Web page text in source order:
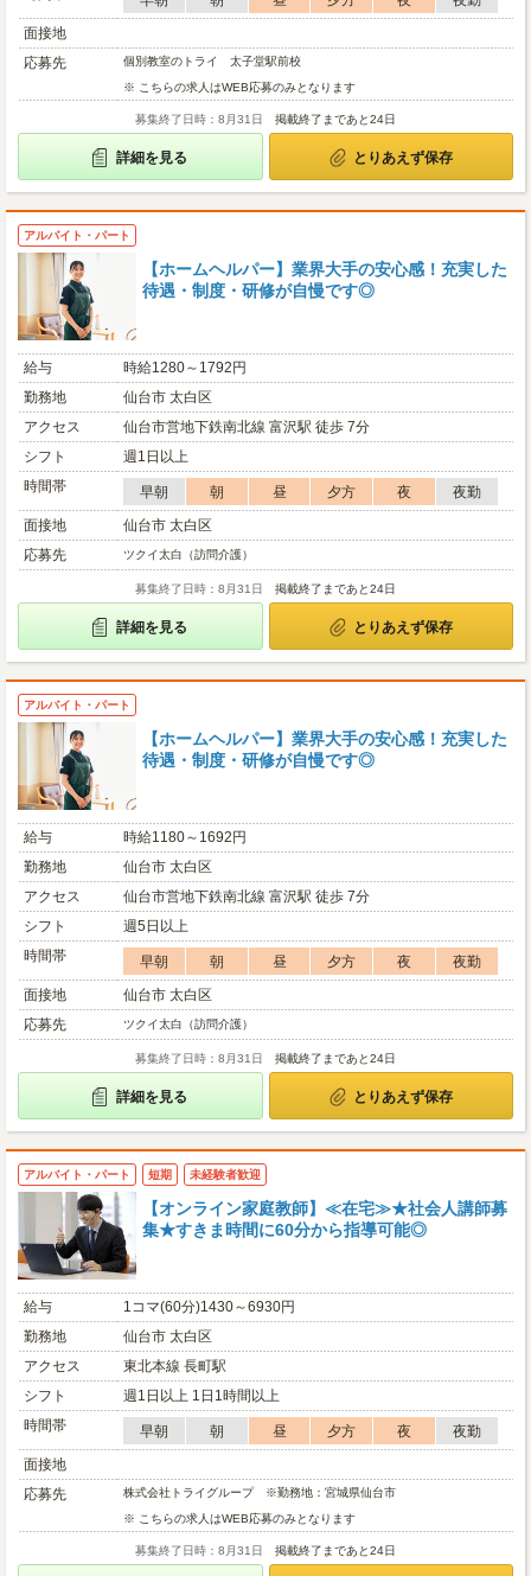
面接地
応募先
個別教室のトライ 太子堂駅前校
※ こちらの求人はWEB応募のみとなります
募集終了日時：8月31日 掲載終了まであと24日
詳細を見る とりあえず保存
アルバイト・パート
【ホームヘルパー】業界大手の安心感！充実した
待遇・制度・研修が自慢です◎
給与
時給1280～1792円
勤務地
仙台市 太白区
アクセス
仙台市営地下鉄南北線 富沢駅 徒歩 7分
シフト
週1日以上
時間帯
早朝 朝 昼 夕方 夜
夜勤
面接地
仙台市 太白区
応募先
ツクイ太白（訪問介護）
募集終了日時：8月31日 掲載終了まであと24日
詳細を見る とりあえず保存
アルバイト・パート
【ホームヘルパー】業界大手の安心感！充実した
待遇・制度・研修が自慢です◎
給与
時給1180～1692円
勤務地
仙台市 太白区
アクセス
仙台市営地下鉄南北線 富沢駅 徒歩 7分
シフト
週5日以上
時間帯
早朝 朝 昼 夕方 夜
夜勤
面接地
仙台市 太白区
応募先
ツクイ太白（訪問介護）
募集終了日時：8月31日 掲載終了まであと24日
詳細を見る とりあえず保存
アルバイト・パート 短期 未経験者歓迎
【オンライン家庭教師】≪在宅≫★社会人講師募
集★すきま時間に60分から指導可能◎
給与
1コマ(60分)1430～6930円
勤務地
仙台市 太白区
アクセス
東北本線 長町駅
シフト
週1日以上 1日1時間以上
時間帯
早朝 朝 昼 夕方 夜
夜勤
面接地
応募先
株式会社トライグループ ※勤務地：宮城県仙台市
※ こちらの求人はWEB応募のみとなります
募集終了日時：8月31日 掲載終了まであと24日